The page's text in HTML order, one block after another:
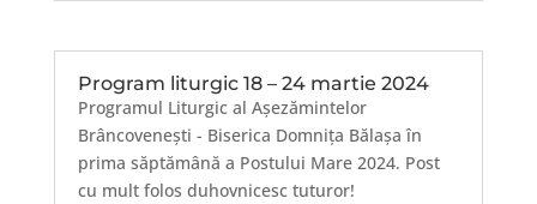
Program liturgic 18 – 24 martie 2024
Programul Liturgic al Așezămintelor
Brâncovenești - Biserica Domnița Bălașa în
prima săptămână a Postului Mare 2024. Post
cu mult folos duhovnicesc tuturor!